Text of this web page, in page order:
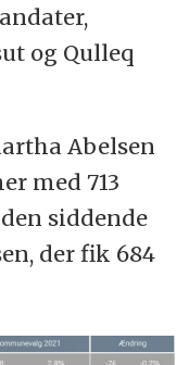
og Qulleq
Abelsen
med 713
siddende
der fik 684